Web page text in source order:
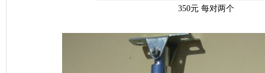
350元 每对两个